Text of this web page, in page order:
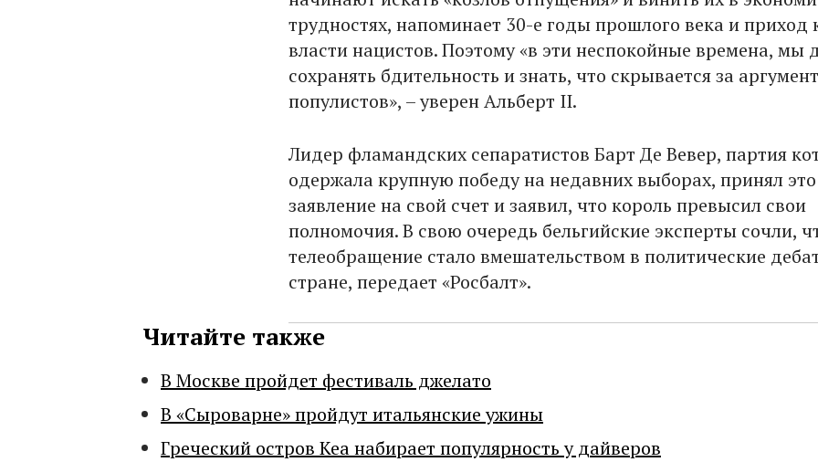
трудностях, напоминает 30-е годы прошлого века и приход
власти нацистов. Поэтому «в эти неспокойные времена, мы
сохранять бдительность и знать, что скрывается за
популистов», – уверен Альберт II.
Лидер фламандских сепаратистов Барт Де Вевер, партия
одержала крупную победу на недавних выборах, принял это
заявление на свой счет и заявил, что король превысил свои
полномочия. В свою очередь бельгийские эксперты сочли,
телеобращение стало вмешательством в политические
стране, передает «Росбалт».
Читайте также
В Москве пройдет фестиваль джелато
В «Сыроварне» пройдут итальянские ужины
Греческий остров Кеа набирает популярность у дайверов